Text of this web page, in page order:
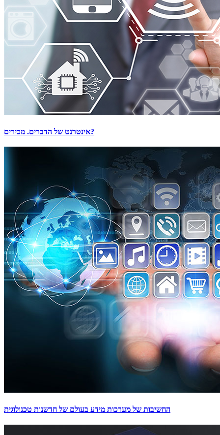
אינטרנט של הדברים. מכירים?
החשיבות של מערכות מידע בעולם של חדשנות טכנולוגית